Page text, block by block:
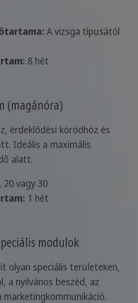
A vizsga típusától
8 hét
(magánóra)
érdeklődési körödhöz és
Ideális a maximális
alatt.
20 vagy 30
1 hét
modulok
olyan speciális területeken,
a nyilvános beszéd, az
marketingkommunikáció.